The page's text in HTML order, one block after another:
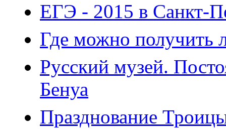
ЕГЭ - 2015 в Санкт-
Где можно получить
Русский музей.
Бенуа
Празднование